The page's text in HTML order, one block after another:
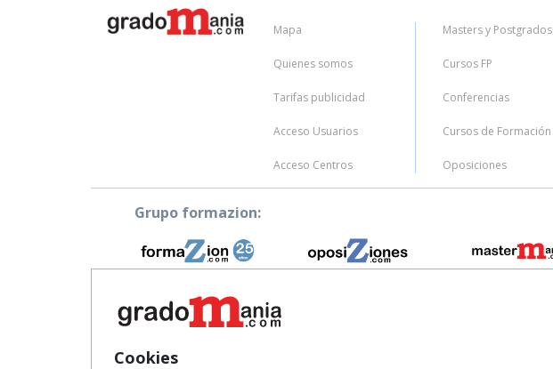
Mapa
Quienes somos
Tarifas publicidad
Acceso Usuarios
Acceso Centros
Masters y Postgrados
Cursos FP
Conferencias
Cursos de Formación
Oposiciones
Grupo formazion:
Cookies